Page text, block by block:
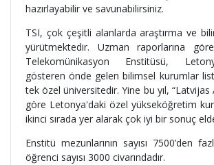
hazırlayabilir ve savunabilirsiniz.
TSI, çok çeşitli alanlarda araştırma ve
yürütmektedir. Uzman raporlarına
Telekomünikasyon Enstitüsü,
gösteren önde gelen bilimsel kurumlar
tek özel üniversitedir. Yine bu yıl, “Latvijas
göre Letonya'daki özel yükseköğretim
ikinci sırada yer alarak çok iyi bir sonuç
Enstitü mezunlarının sayısı 7500’den
öğrenci sayısı 3000 civarındadır.